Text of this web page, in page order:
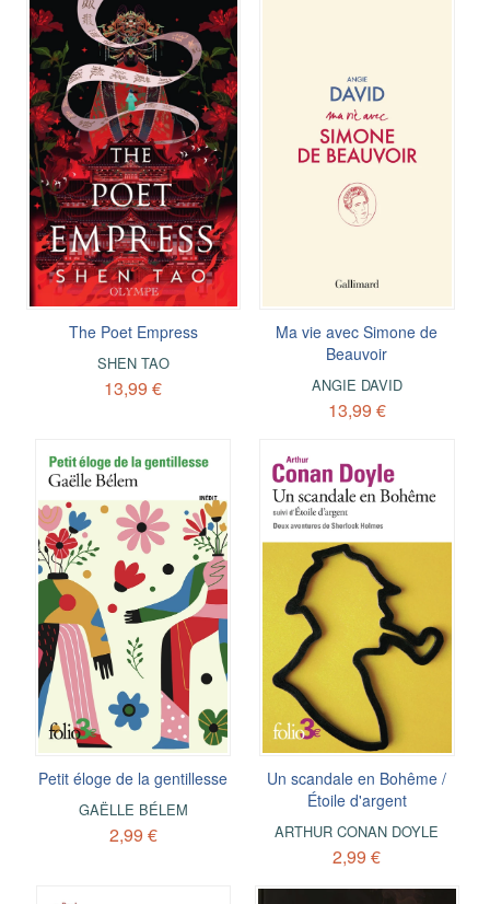
The Poet Empress
SHEN TAO
13,99 €
Ma vie avec Simone de
Beauvoir
ANGIE DAVID
13,99 €
Petit éloge de la gentillesse
GAËLLE BÉLEM
2,99 €
Un scandale en Bohême /
Étoile d'argent
ARTHUR CONAN DOYLE
2,99 €